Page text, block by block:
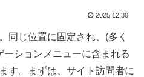
2025.12.30
同じ位置に固定され、(多く
ションメニューに含まれる
す。まずは、サイト訪問者に